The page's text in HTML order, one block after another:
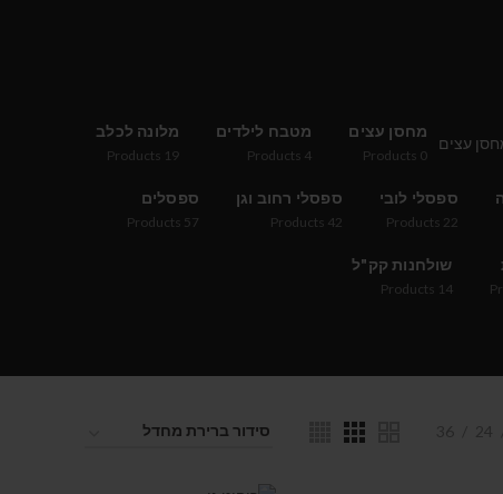
מחסן עצים
0
Products
מטבח לילדים
4
Products
מלונה לכלב
19
Products
ספסלי לובי
22
Products
ספסלי רחוב וגן
42
Products
ספסלים
57
Products
שולחנות קק"ל
14
Products